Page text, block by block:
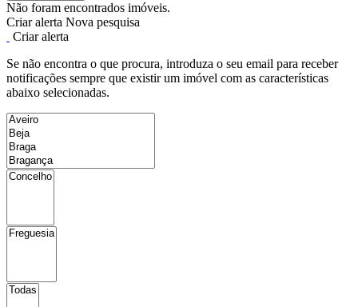
Não foram encontrados imóveis.
Criar alerta Nova pesquisa
Criar alerta
Se não encontra o que procura, introduza o seu email para receber
notificações sempre que existir um imóvel com as características
abaixo selecionadas.